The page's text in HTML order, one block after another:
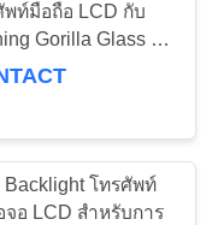
งสําห
พท์มือถือ LCD กับ
Gorilla Glass 5
จอที่น่าทึ่ง
Backlight โทรศัพท์
จอ LCD สําหรับการ